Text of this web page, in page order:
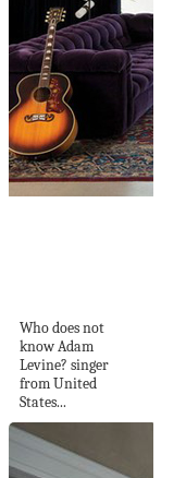
Who does not
know Adam
Levine? singer
from United
States...